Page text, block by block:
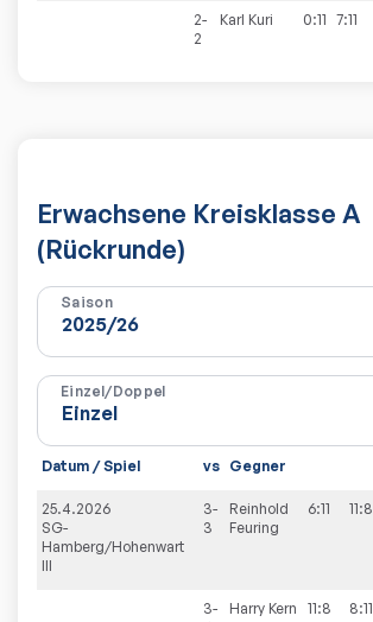
2-
2
Karl Kuri 0:11 7:11
Erwachsene Kreisklasse A
(Rückrunde)
Saison
Einzel/Doppel
Datum / Spiel vs Gegner
25.4.2026
SG-
Hamberg/Hohenwart
III
3-
3
Reinhold
Feuring
6:11 11:8
3-
Harry Kern 11:8 8:11